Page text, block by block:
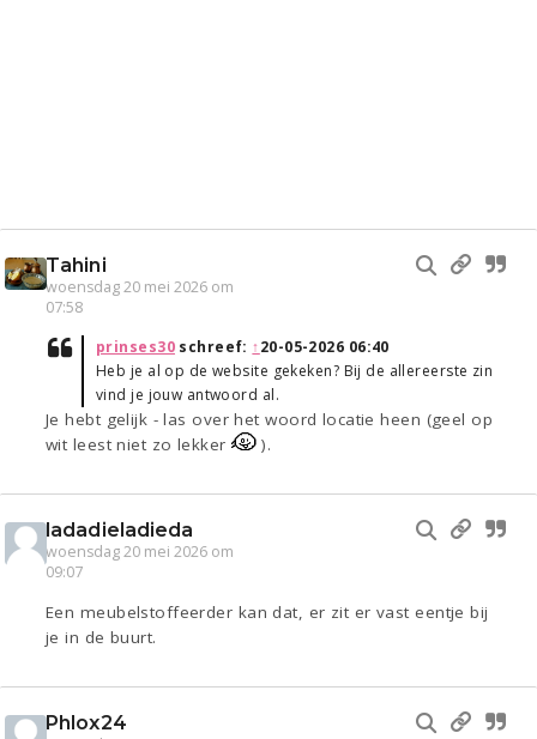
Tahini
woensdag 20 mei 2026 om
07:58
prinses30schreef: ↑20-05-2026 06:40
Heb je al op de website gekeken? Bij de allereerste zin
vind je jouw antwoord al.
Je hebt gelijk - las over het woord locatie heen (geel op
wit leest niet zo lekker
).
ladadieladieda
woensdag 20 mei 2026 om
09:07
Een meubelstoffeerder kan dat, er zit er vast eentje bij
je in de buurt.
Phlox24